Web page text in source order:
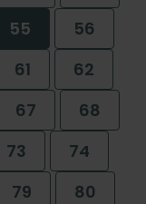
55
56
61
62
67
68
73
74
79
80